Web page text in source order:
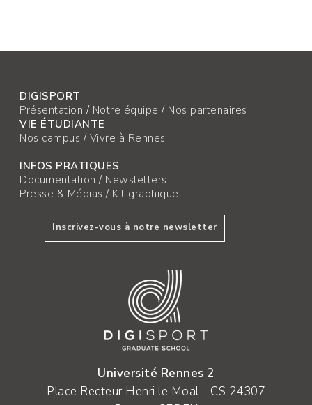
DIGISPORT
Présentation / Notre équipe / Nos partenaires
VIE ÉTUDIANTE
Nos campus / Vivre à Rennes
INFOS PRATIQUES
Documentation / Newsletters
Presse & Médias / Kit graphique
Inscrivez-vous à notre newsletter
Université Rennes 2
Place Recteur Henri le Moal - CS 24307